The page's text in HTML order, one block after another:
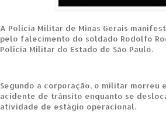
A Polícia Militar de Minas Gerais
pelo falecimento do soldado Rodolfo
Polícia Militar do Estado de São Paulo.
Segundo a corporação, o militar morreu
acidente de trânsito enquanto se
atividade de estágio operacional.